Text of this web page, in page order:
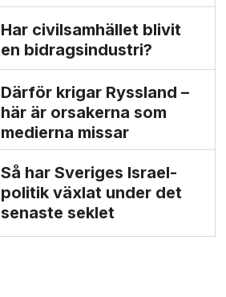
Har civilsamhället blivit
en bidrags­industri?
Därför krigar Ryssland –
här är orsakerna som
medierna missar
Så har Sveriges Israel­
politik växlat under det
senaste seklet